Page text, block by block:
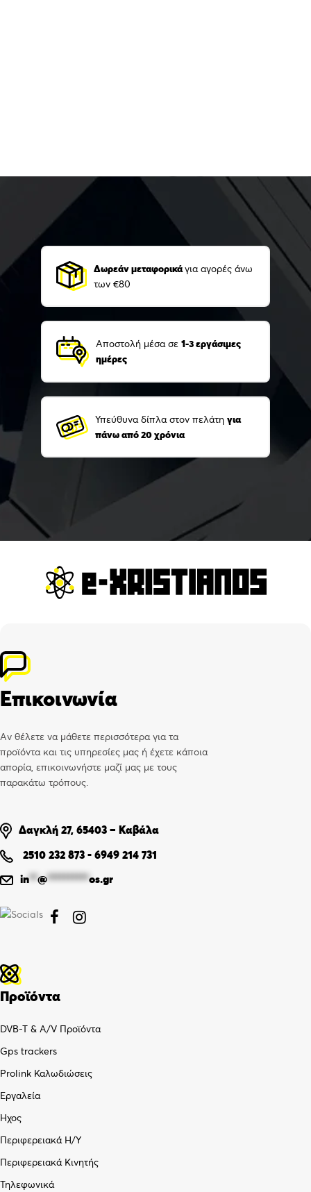
Δωρεάν μεταφορικάγια αγορές άνω
των €80
Αποστολή μέσα σε 1-3 εργάσιμες
ημέρες
Υπεύθυνα δίπλα στον πελάτη για
πάνω από 20 χρόνια
Επικοινωνία
Αν θέλετε να μάθετε περισσότερα για τα
προϊόντα και τις υπηρεσίες μας ή έχετε κάποια
απορία, επικοινωνήστε μαζί μας με τους
παρακάτω τρόπους.
Δαγκλή 27, 65403 – Καβάλα
2510 232 873 - 6949 214 731
in**@**********os.gr
 
Προϊόντα
DVB-T & A/V Προϊόντα
Gps trackers
Prolink Καλωδιώσεις
Εργαλεία
Ήχος
Περιφερειακά Η/Υ
Περιφερειακά Κινητής
Τηλεφωνικά